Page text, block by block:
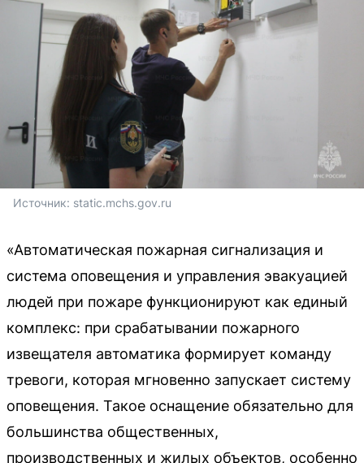
Источник: static.mchs.gov.ru
«Автоматическая пожарная сигнализация и
система оповещения и управления эвакуацией
людей при пожаре функционируют как единый
комплекс: при срабатывании пожарного
извещателя автоматика формирует команду
тревоги, которая мгновенно запускает систему
оповещения. Такое оснащение обязательно для
большинства общественных,
производственных и жилых объектов, особенно